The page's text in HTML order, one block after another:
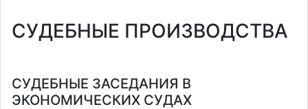
СУДЕБНЫЕ ПРОИЗВОДСТВА
СУДЕБНЫЕ ЗАСЕДАНИЯ В
ЭКОНОМИЧЕСКИХ СУДАХ